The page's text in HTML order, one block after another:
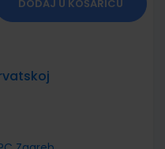
DODAJ U KOŠARICU